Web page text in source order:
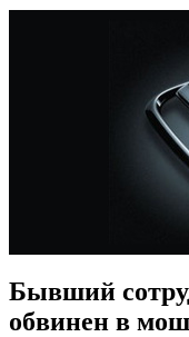
Бывший
обвинен в